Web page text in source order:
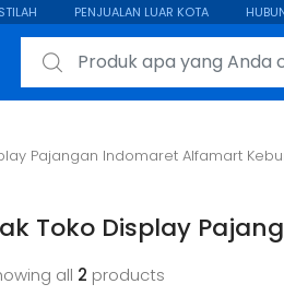
PENJUALAN LUAR KOTA
Search for:
Pajangan Indomaret Alfamart
Toko Display
all 2 products